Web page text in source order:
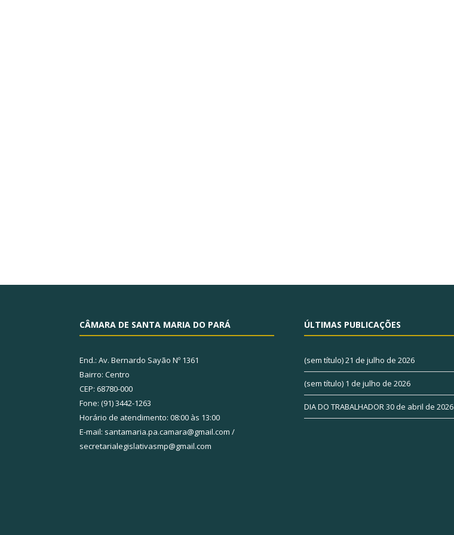
CÂMARA DE SANTA MARIA DO PARÁ
End.: Av. Bernardo Sayão Nº 1361
Bairro: Centro
CEP: 68780-000
Fone: (91) 3442-1263
Horário de atendimento: 08:00 às 13:00
E-mail: santamaria.pa.camara@gmail.com /
secretarialegislativasmp@gmail.com
ÚLTIMAS PUBLICAÇÕES
(sem título)21 de julho de 2026
(sem título) 1 de julho de 2026
DIA DO TRABALHADOR30 de abril de 2026